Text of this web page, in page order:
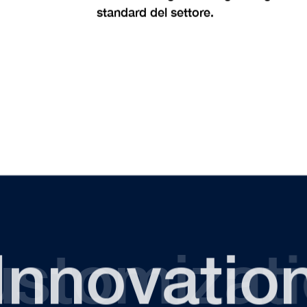
standard del settore.